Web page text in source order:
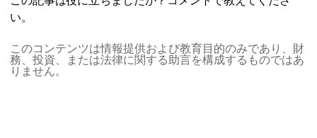
週間かかることがあります。これは規律が試される場
面です。
他のチャートやインジケーターと組み合わせて使う必
要があります。
い。
このコンテンツは情報提供および教育目的のみであり、財
務、投資、または法律に関する助言を構成するものではあ
りません。